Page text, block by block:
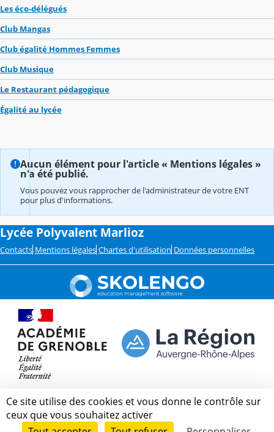
Les éco-délégués
Club Mangas
Club égalité Hommes Femmes
Club Musique
Le Restaurant pédagogique
Égalité au lycée
Aucun élément pour l'article « Mentions légales »
n'a été publié.
Vous pouvez vous rapprocher de l'administrateur de votre ENT
pour plus d'informations.
Lycée Polyvalent Marlioz
Contacts Mentions légales Chartes d'utilisation Données personnelles
Ce site utilise des cookies et vous donne le contrôle sur
ceux que vous souhaitez activer